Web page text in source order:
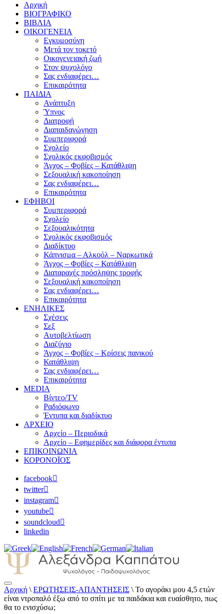
Αρχική
ΒΙΟΓΡΑΦΙΚΟ
ΒΙΒΛΙΑ
ΟΙΚΟΓΕΝΕΙΑ
Εγκυμοσύνη
Μετά τον τοκετό
Οικογενειακή ζωή
Στον ψυχολόγο
Σας ενδιαφέρει…
Επικαιρότητα
ΠΑΙΔΙΑ
Ανάπτυξη
Ύπνος
Διατροφή
Διαπαιδαγώγηση
Συμπεριφορά
Σχολείο
Σχολικός εκφοβισμός
Άγχος – Φοβίες – Κατάθλιψη
Σεξουαλική κακοποίηση
Σας ενδιαφέρει…
Επικαιρότητα
ΕΦΗΒΟΙ
Συμπεριφορά
Σχολείο
Σεξουαλικότητα
Σχολικός εκφοβισμός
Διαδίκτυο
Κάπνισμα – Αλκοόλ – Ναρκωτικά
Άγχος – Φοβίες – Κατάθλιψη
Διαταραχές πρόσληψης τροφής
Σεξουαλική κακοποίηση
Σας ενδιαφέρει…
Επικαιρότητα
ΕΝΗΛΙΚΕΣ
Σχέσεις
Σεξ
Αυτοβελτίωση
Διαζύγιο
Άγχος – Φοβίες – Κρίσεις πανικού
Κατάθλιψη
Σας ενδιαφέρει…
Επικαιρότητα
MEDIA
Βίντεο/TV
Ραδιόφωνο
Έντυπα και διαδίκτυο
ΑΡΧΕΙΟ
Αρχείο – Περιοδικά
Αρχείο – Εφημερίδες και διάφορα έντυπα
ΕΠΙΚΟΙΝΩΝΙΑ
ΚΟΡΟΝΟΪΟΣ
facebook
twitter
instagram
youtube
soundcloud
linkedin
Αλεξάνδρα Καππάτου Ψυχολόγος –
Παιδοψυχολόγος
Αρχική \ ΕΡΩΤΗΣΕΙΣ-ΑΠΑΝΤΗΣΕΙΣ \ Το αγοράκι μου 4,5 ετών
είναι ντροπαλό έξω από το σπίτι με τα παιδάκια και ευαίσθητο, πως
θα το ενισχύσω;